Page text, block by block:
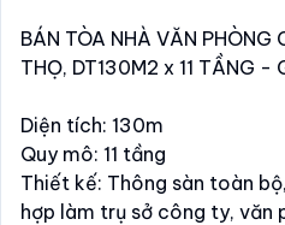
BÁN TÒA NHÀ VĂN
THỌ, DT130M2 x 11 TẦNG -
Diện tích: 130m
Quy mô: 11 tầng
Thiết kế: Thông sàn toàn
hợp làm trụ sở công ty, văn